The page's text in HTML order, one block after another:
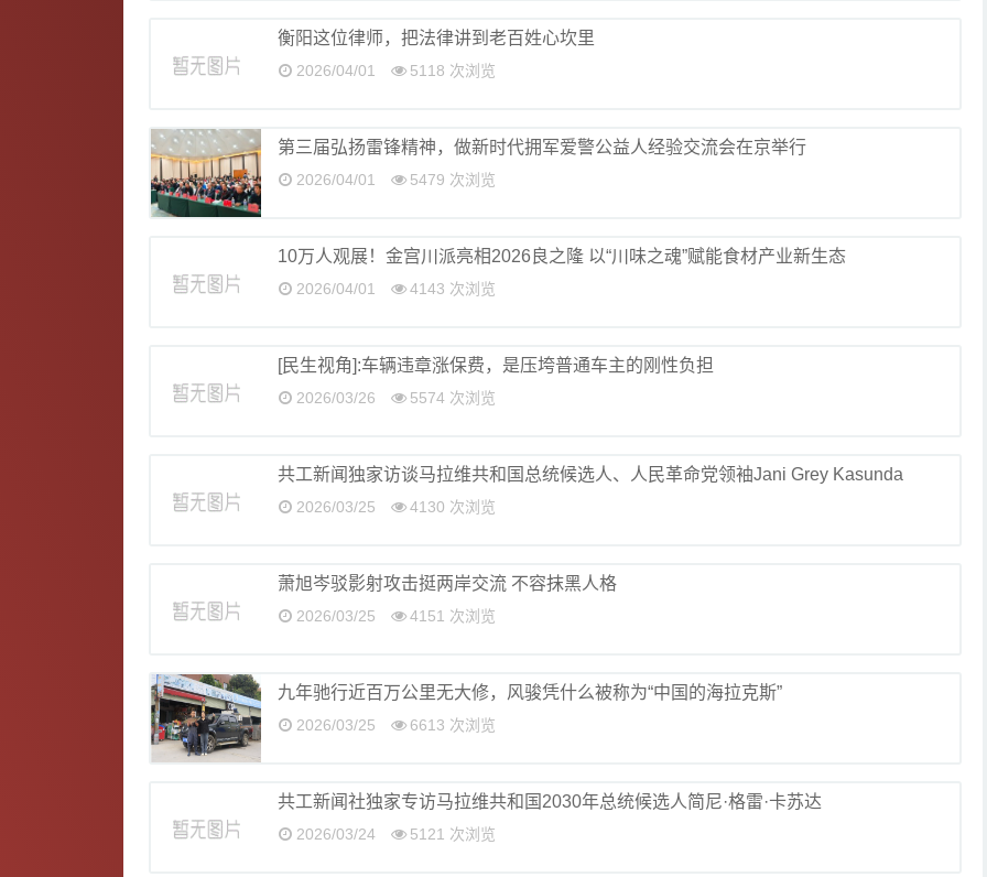
衡阳这位律师，把法律讲到老百姓心坎里
2026/04/01 5118 次浏览
第三届弘扬雷锋精神，做新时代拥军爱警公益人经验交流会在京举行
2026/04/01 5479 次浏览
10万人观展！金宫川派亮相2026良之隆 以“川味之魂”赋能食材产业新生态
2026/04/01 4143 次浏览
[民生视角]:车辆违章涨保费，是压垮普通车主的刚性负担
2026/03/26 5574 次浏览
共工新闻独家访谈马拉维共和国总统候选人、人民革命党领袖Jani Grey Kasunda
2026/03/25 4130 次浏览
萧旭岑驳影射攻击挺两岸交流 不容抹黑人格
2026/03/25 4151 次浏览
九年驰行近百万公里无大修，风骏凭什么被称为“中国的海拉克斯”
2026/03/25 6613 次浏览
共工新闻社独家专访马拉维共和国2030年总统候选人简尼·格雷·卡苏达
2026/03/24 5121 次浏览